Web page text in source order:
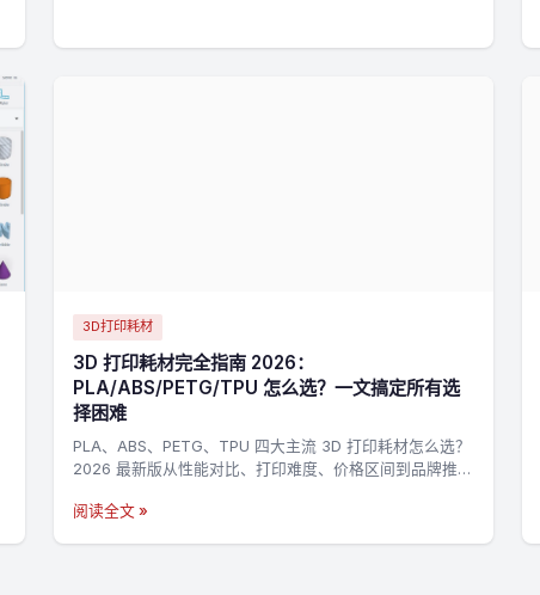
3D打印耗材
3D 打印耗材完全指南 2026：
PLA/ABS/PETG/TPU 怎么选？一文搞定所有选
择困难
PLA、ABS、PETG、TPU 四大主流 3D 打印耗材怎么选？
2026 最新版从性能对比、打印难度、价格区间到品牌推
阅读全文 »